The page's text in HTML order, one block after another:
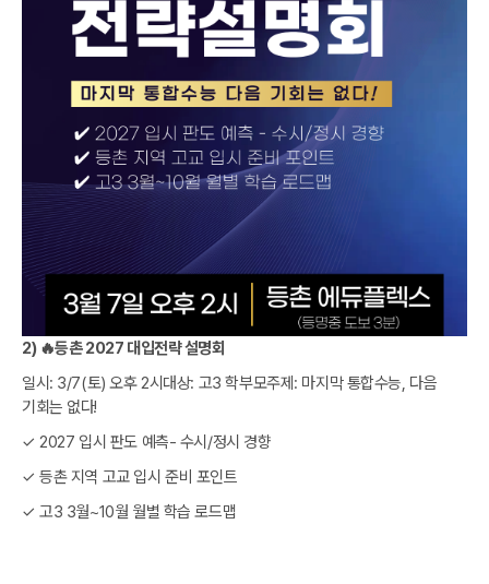
2) 🔥등촌 2027 대입전략 설명회
일시: 3/7(토) 오후 2시대상: 고3 학부모주제: 마지막 통합수능, 다음
기회는 없다!
✓ 2027 입시 판도 예측- 수시/정시 경향
✓ 등촌 지역 고교 입시 준비 포인트
✓ 고3 3월~10월 월별 학습 로드맵